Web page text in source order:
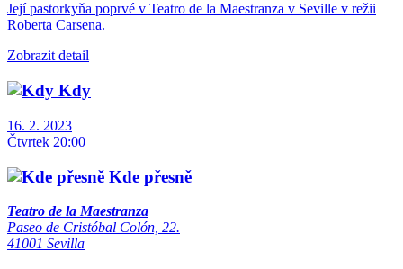
Její pastorkyňa poprvé v Teatro de la Maestranza v Seville v režii
Roberta Carsena.
Zobrazit detail
Kdy
16. 2. 2023
Čtvrtek 20:00
Kde přesně
Teatro de la Maestranza
Paseo de Cristóbal Colón, 22.
41001 Sevilla